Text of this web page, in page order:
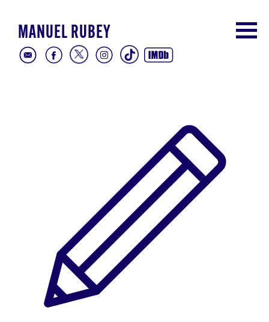
MANUEL RUBEY